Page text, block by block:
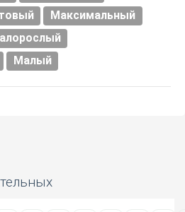
Максимальный
Малый